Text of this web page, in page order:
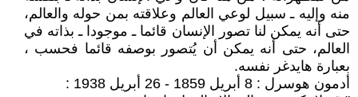
منه وإليه ـ سبيل لوعي العالم وعلاقته بمن حوله والعالم،
حتى أنه يمكن لنا تصور الإنسان قائما ـ موجودا ـ بذاته في
العالم، حتى أنه يمكن أن يُتصور بوصفه قائما فحسب ،
بعبارة هايدغر نفسه.
أدمون هوسرل : 8 أبريل 1859 - 26 أبريل 1938 :